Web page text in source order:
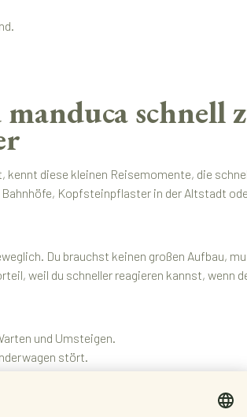
schnell
diese kleinen Reisemomente, die
Kopfsteinpflaster in der Altstadt
Du brauchst keinen großen Aufbau,
weil du schneller reagieren kannst, wenn
und Umsteigen.
stört.